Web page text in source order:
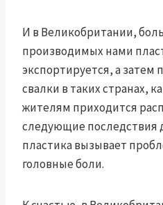
И в Великобритании,
производимых нами
экспортируется, а затем
свалки в таких странах,
жителям приходится
следующие последствия
пластика вызывает
головные боли.